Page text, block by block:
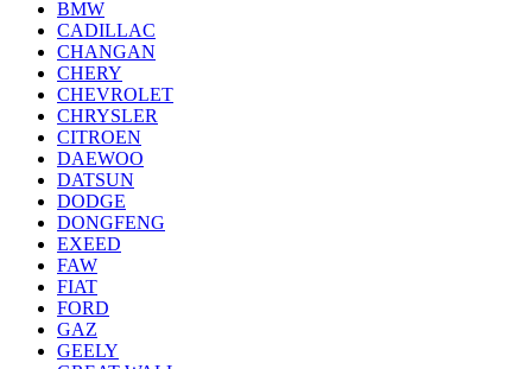
BMW
CADILLAC
CHANGAN
CHERY
CHEVROLET
CHRYSLER
CITROEN
DAEWOO
DATSUN
DODGE
DONGFENG
EXEED
FAW
FIAT
FORD
GAZ
GEELY